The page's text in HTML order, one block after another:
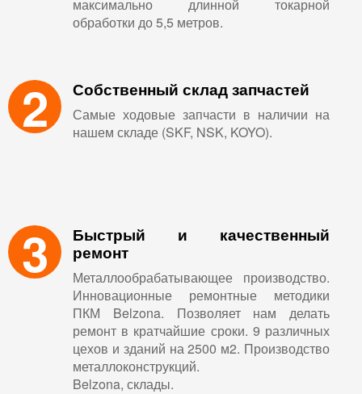
максимально длинной токарной
обработки до 5,5 метров.
2 Собственный склад запчастей
Самые ходовые запчасти в наличии на
нашем складе (SKF, NSK, KOYO).
3 Быстрый и качественный
ремонт
Металлообрабатывающее производство.
Инновационные ремонтные методики
ПКМ Belzona. Позволяет нам делать
ремонт в кратчайшие сроки. 9 различных
цехов и зданий на 2500 м2. Производство
металлоконструкций.
Belzona, склады.